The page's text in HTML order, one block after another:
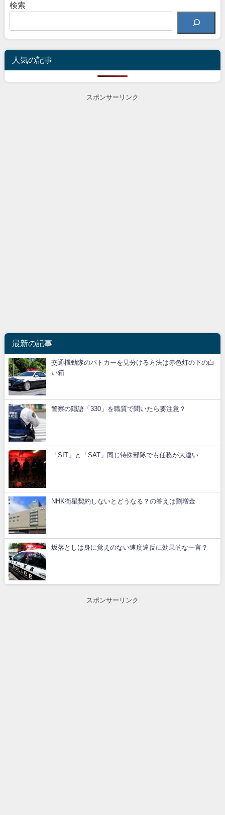
検索
人気の記事
スポンサーリンク
最新の記事
交通機動隊のパトカーを見分ける方法は赤色灯の下の白
い箱
警察の隠語「330」を職質で聞いたら要注意？
「SIT」と「SAT」同じ特殊部隊でも任務が大違い
NHK衛星契約しないとどうなる？の答えは割増金
坂落としは身に覚えのない速度違反に効果的な一言？
スポンサーリンク